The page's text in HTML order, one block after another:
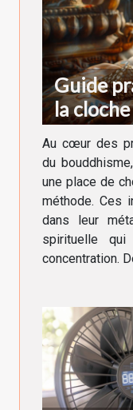
Guide
la
rituels
Au cœur des
du
une place de
méthode. Ces
dans leur
spirituelle
concentration.